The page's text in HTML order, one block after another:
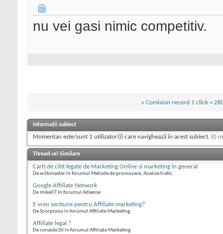
nu vei gasi nimic competitiv.
« Comision record 1 click =
Informații subiect
Momentan este/sunt 1 utilizator(i) care navighează în acest subiect. (0
Thread-uri Similare
Carti de citit legate de Marketing Online si marketing in general
De w3bmaster în forumul Metode de promovare, Analiza trafic.
Google Affiliate Network
De mike07 în forumul Adsense
E vreo sectiune pentru Affiliate marketing?
De Scorpiono în forumul Affiliate Marketing
Affiliate legal ?
De ronaldo30 în forumul Affiliate Marketing